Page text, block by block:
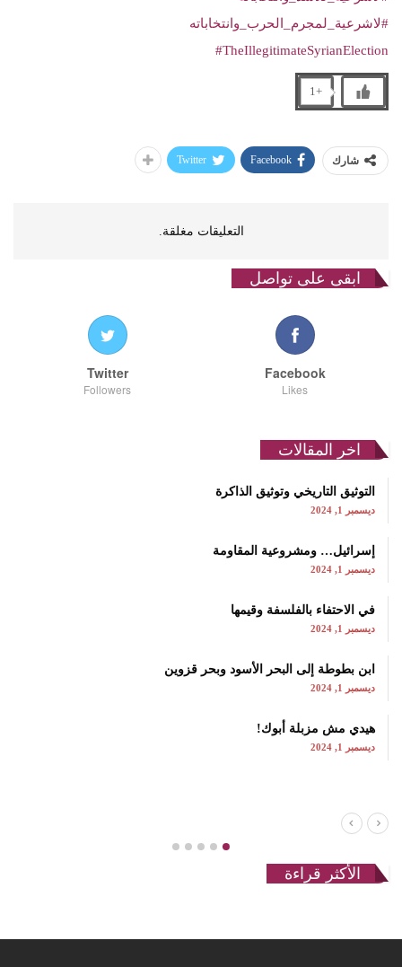
#لاشرعية_لمجرم_الحرب_وانتخاباته
#TheIllegitimateSyrianElection
+1
شارك Facebook
Twitter
التعليقات مغلقة.
ابقى على تواصل
Facebook
Likes
Twitter
Followers
اخر المقالات
التوثيق التاريخي وتوثيق الذاكرة
ديسمبر 1, 2024
إسرائيل… ومشروعية المقاومة
ديسمبر 1, 2024
في الاحتفاء بالفلسفة وقيمها
ديسمبر 1, 2024
ابن بطوطة إلى البحر الأسود وبحر قزوين
ديسمبر 1, 2024
هيدي مش مزبلة أبوك!
ديسمبر 1, 2024
الأكثر قراءة